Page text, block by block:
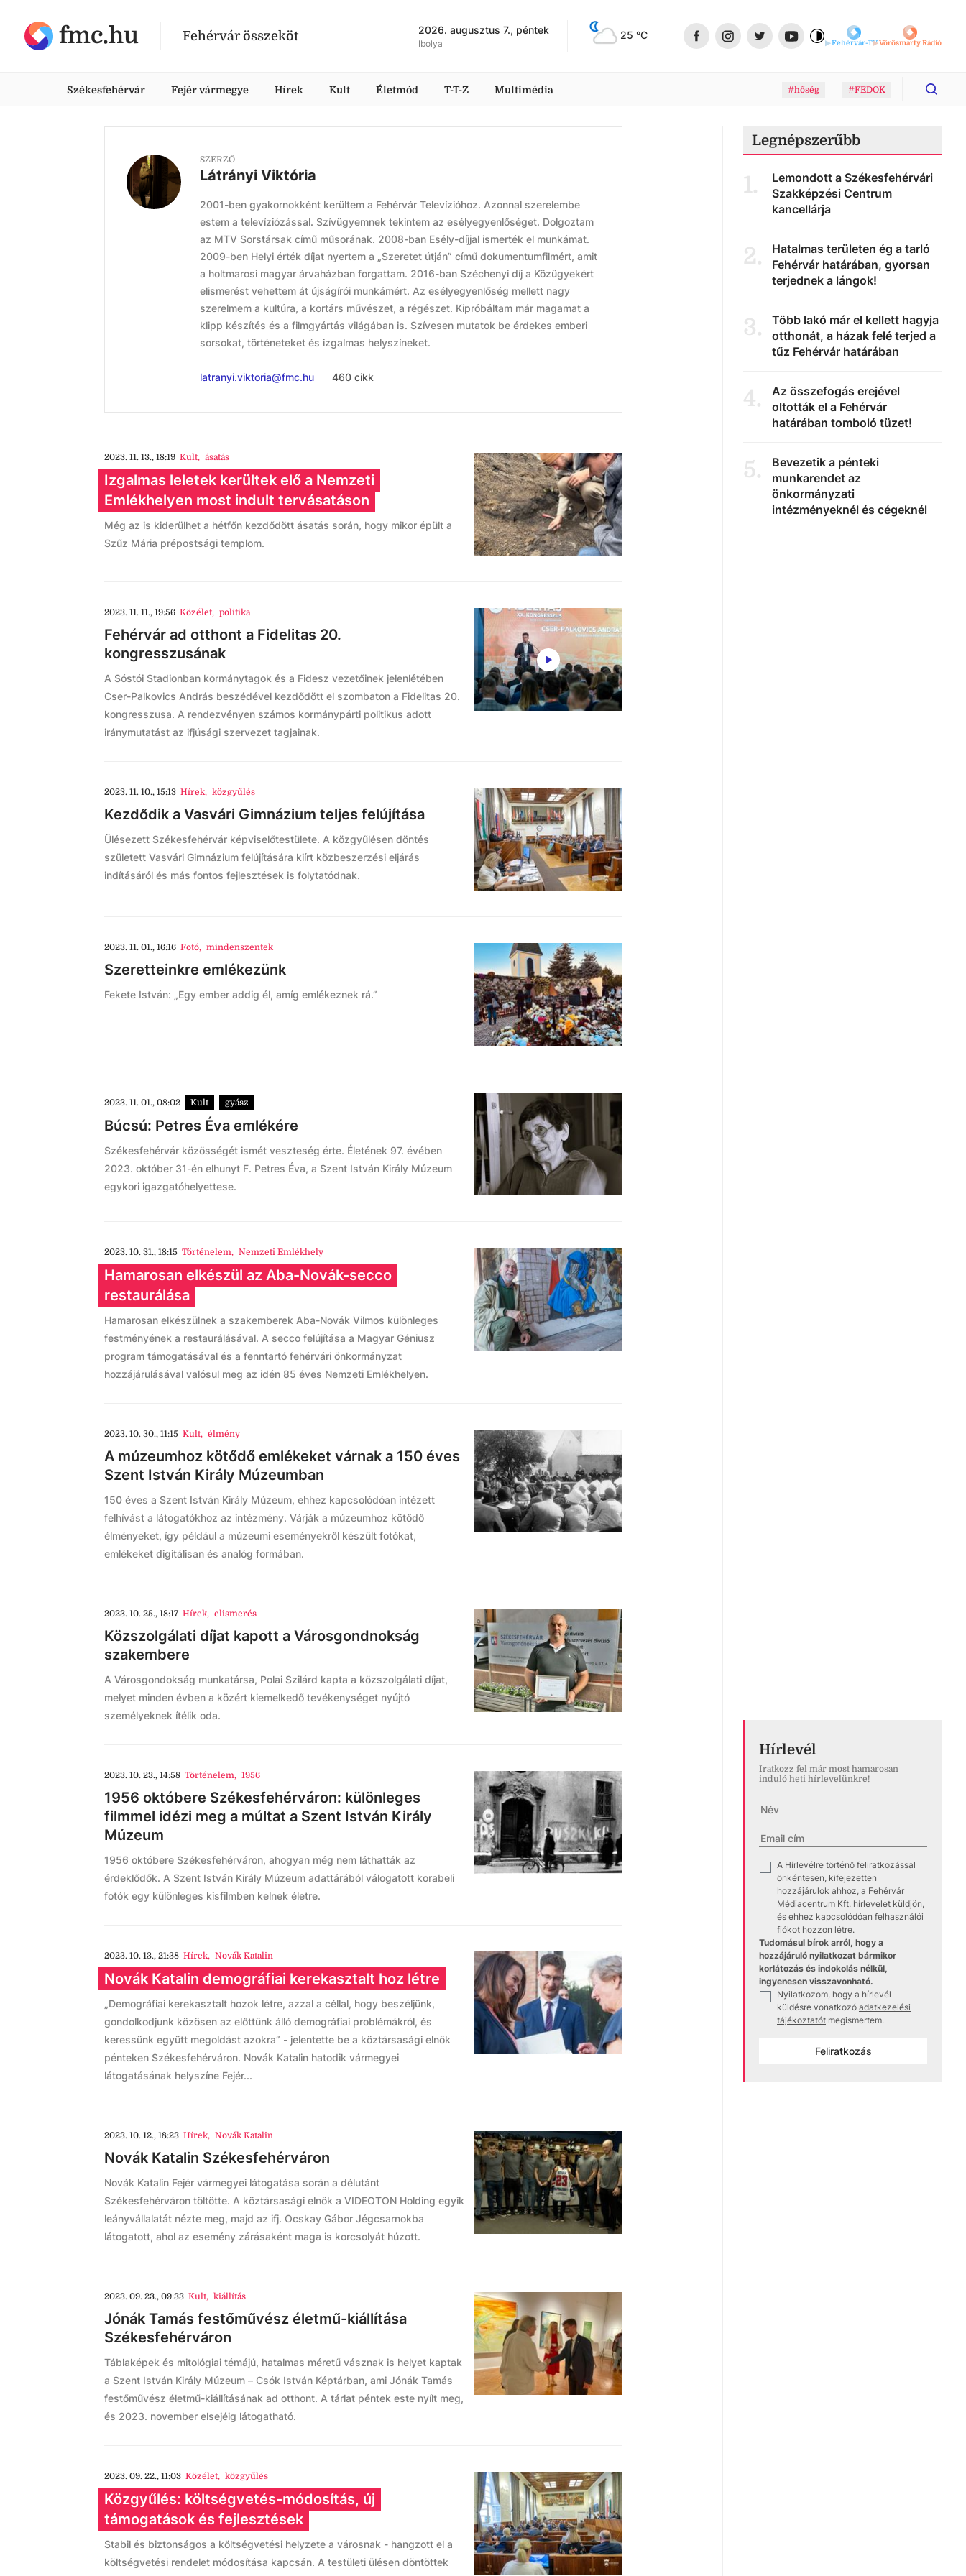
fmc.hu Fehérvár összeköt 2026. augusztus 7., péntek
Ibolya
25 °C
Fehérvár-TVVörösmarty Rádió
Székesfehérvár Fejér vármegye Hírek Kult Életmód T-T-Z Multimédia #hőség #FEDOK
SZERZŐ
Látrányi Viktória
2001-ben gyakornokként kerültem a Fehérvár Televízióhoz. Azonnal szerelembe
estem a televíziózással. Szívügyemnek tekintem az esélyegyenlőséget. Dolgoztam
az MTV Sorstársak című műsorának. 2008-ban Esély-díjjal ismerték el munkámat.
2009-ben Helyi érték díjat nyertem a „Szeretet útján” című dokumentumfilmért, amit
a holtmarosi magyar árvaházban forgattam. 2016-ban Széchenyi díj a Közügyekért
elismerést vehettem át újságírói munkámért. Az esélyegyenlőség mellett nagy
szerelmem a kultúra, a kortárs művészet, a régészet. Kipróbáltam már magamat a
klipp készítés és a filmgyártás világában is. Szívesen mutatok be érdekes emberi
sorsokat, történeteket és izgalmas helyszíneket.
latranyi.viktoria@fmc.hu 460 cikk
2023. 11. 13., 18:19 Kult, ásatás
Izgalmas leletek kerültek elő a Nemzeti
Emlékhelyen most indult tervásatáson
Még az is kiderülhet a hétfőn kezdődött ásatás során, hogy mikor épült a
Szűz Mária prépostsági templom.
2023. 11. 11., 19:56 Közélet, politika
Fehérvár ad otthont a Fidelitas 20.
kongresszusának
A Sóstói Stadionban kormánytagok és a Fidesz vezetőinek jelenlétében
Cser-Palkovics András beszédével kezdődött el szombaton a Fidelitas 20.
kongresszusa. A rendezvényen számos kormánypárti politikus adott
iránymutatást az ifjúsági szervezet tagjainak.
2023. 11. 10., 15:13 Hírek, közgyűlés
Kezdődik a Vasvári Gimnázium teljes felújítása
Ülésezett Székesfehérvár képviselőtestülete. A közgyűlésen döntés
született Vasvári Gimnázium felújítására kiírt közbeszerzési eljárás
indításáról és más fontos fejlesztések is folytatódnak.
2023. 11. 01., 16:16 Fotó, mindenszentek
Szeretteinkre emlékezünk
Fekete István: „Egy ember addig él, amíg emlékeznek rá.”
2023. 11. 01., 08:02 Kult gyász
Búcsú: Petres Éva emlékére
Székesfehérvár közösségét ismét veszteség érte. Életének 97. évében
2023. október 31-én elhunyt F. Petres Éva, a Szent István Király Múzeum
egykori igazgatóhelyettese.
2023. 10. 31., 18:15 Történelem, Nemzeti Emlékhely
Hamarosan elkészül az Aba-Novák-secco
restaurálása
Hamarosan elkészülnek a szakemberek Aba-Novák Vilmos különleges
festményének a restaurálásával. A secco felújítása a Magyar Géniusz
program támogatásával és a fenntartó fehérvári önkormányzat
hozzájárulásával valósul meg az idén 85 éves Nemzeti Emlékhelyen.
2023. 10. 30., 11:15 Kult, élmény
A múzeumhoz kötődő emlékeket várnak a 150 éves
Szent István Király Múzeumban
150 éves a Szent István Király Múzeum, ehhez kapcsolódóan intézett
felhívást a látogatókhoz az intézmény. Várják a múzeumhoz kötődő
élményeket, így például a múzeumi eseményekről készült fotókat,
emlékeket digitálisan és analóg formában.
2023. 10. 25., 18:17 Hírek, elismerés
Közszolgálati díjat kapott a Városgondnokság
szakembere
A Városgondokság munkatársa, Polai Szilárd kapta a közszolgálati díjat,
melyet minden évben a közért kiemelkedő tevékenységet nyújtó
személyeknek ítélik oda.
2023. 10. 23., 14:58 Történelem, 1956
1956 októbere Székesfehérváron: különleges
filmmel idézi meg a múltat a Szent István Király
Múzeum
1956 októbere Székesfehérváron, ahogyan még nem láthatták az
érdeklődők. A Szent István Király Múzeum adattárából válogatott korabeli
fotók egy különleges kisfilmben kelnek életre.
2023. 10. 13., 21:38 Hírek, Novák Katalin
Novák Katalin demográfiai kerekasztalt hoz létre
„Demográfiai kerekasztalt hozok létre, azzal a céllal, hogy beszéljünk,
gondolkodjunk közösen az előttünk álló demográfiai problémákról, és
keressünk együtt megoldást azokra” - jelentette be a köztársasági elnök
pénteken Székesfehérváron. Novák Katalin hatodik vármegyei
látogatásának helyszíne Fejér...
2023. 10. 12., 18:23 Hírek, Novák Katalin
Novák Katalin Székesfehérváron
Novák Katalin Fejér vármegyei látogatása során a délutánt
Székesfehérváron töltötte. A köztársasági elnök a VIDEOTON Holding egyik
leányvállalatát nézte meg, majd az ifj. Ocskay Gábor Jégcsarnokba
látogatott, ahol az esemény zárásaként maga is korcsolyát húzott.
2023. 09. 23., 09:33 Kult, kiállítás
Jónák Tamás festőművész életmű-kiállítása
Székesfehérváron
Táblaképek és mitológiai témájú, hatalmas méretű vásznak is helyet kaptak
a Szent István Király Múzeum – Csók István Képtárban, ami Jónák Tamás
festőművész életmű-kiállításának ad otthont. A tárlat péntek este nyílt meg,
és 2023. november elsejéig látogatható.
2023. 09. 22., 11:03 Közélet, közgyűlés
Közgyűlés: költségvetés-módosítás, új
támogatások és fejlesztések
Stabil és biztonságos a költségvetési helyzete a városnak - hangzott el a
költségvetési rendelet módosítása kapcsán. A testületi ülésen döntöttek
Legnépszerűbb
1.
Lemondott a Székesfehérvári
Szakképzési Centrum
kancellárja
2.
Hatalmas területen ég a tarló
Fehérvár határában, gyorsan
terjednek a lángok!
3.
Több lakó már el kellett hagyja
otthonát, a házak felé terjed a
tűz Fehérvár határában
4.
Az összefogás erejével
oltották el a Fehérvár
határában tomboló tüzet!
5.
Bevezetik a pénteki
munkarendet az
önkormányzati
intézményeknél és cégeknél
Hírlevél
Iratkozz fel már most hamarosan
induló heti hírlevelünkre!
A Hírlevélre történő feliratkozással
önkéntesen, kifejezetten
hozzájárulok ahhoz, a Fehérvár
Médiacentrum Kft. hírlevelet küldjön,
és ehhez kapcsolódóan felhasználói
fiókot hozzon létre.
Tudomásul bírok arról, hogy a
hozzájáruló nyilatkozat bármikor
korlátozás és indokolás nélkül,
ingyenesen visszavonható.
Nyilatkozom, hogy a hírlevél
küldésre vonatkozó adatkezelési
tájékoztatót megismertem.
Feliratkozás